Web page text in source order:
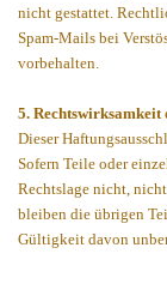
nicht gestattet.
Spam-Mails bei
vorbehalten.
5. Rechtswirksamkeit
Dieser
Sofern Teile oder
Rechtslage nicht,
bleiben die übrigen
Gültigkeit davon